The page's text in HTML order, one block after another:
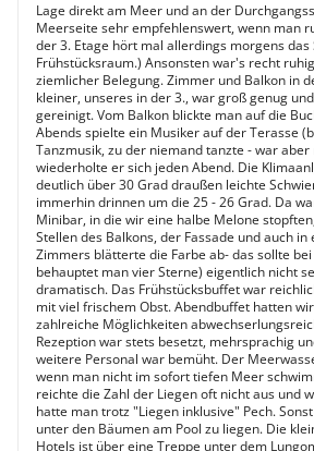
Lage direkt am Meer und an der
Meerseite sehr empfehlenswert, wenn man
der 3. Etage hört mal allerdings morgens
Frühstücksraum.) Ansonsten war's recht
ziemlicher Belegung. Zimmer und Balkon in
kleiner, unseres in der 3., war groß genug
gereinigt. Vom Balkon blickte man auf die
Abends spielte ein Musiker auf der Terasse
Tanzmusik, zu der niemand tanzte - war
wiederholte er sich jeden Abend. Die
deutlich über 30 Grad draußen leichte
immerhin drinnen um die 25 - 26 Grad. Da
Minibar, in die wir eine halbe Melone
Stellen des Balkons, der Fassade und auch in
Zimmers blätterte die Farbe ab- das sollte
behauptet man vier Sterne) eigentlich nicht
dramatisch. Das Frühstücksbuffet war
mit viel frischem Obst. Abendbuffet hatten
zahlreiche Möglichkeiten
Rezeption war stets besetzt, mehrsprachig
weitere Personal war bemüht. Der
wenn man nicht im sofort tiefen Meer
reichte die Zahl der Liegen oft nicht aus und
hatte man trotz "Liegen inklusive" Pech.
unter den Bäumen am Pool zu liegen. Die
Hotels ist über eine Treppe unter dem